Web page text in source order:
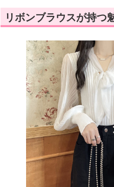
リボンブラウスが持つ